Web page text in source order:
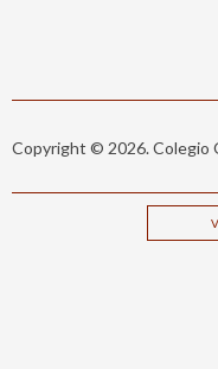
Copyright © 2026. Colegio